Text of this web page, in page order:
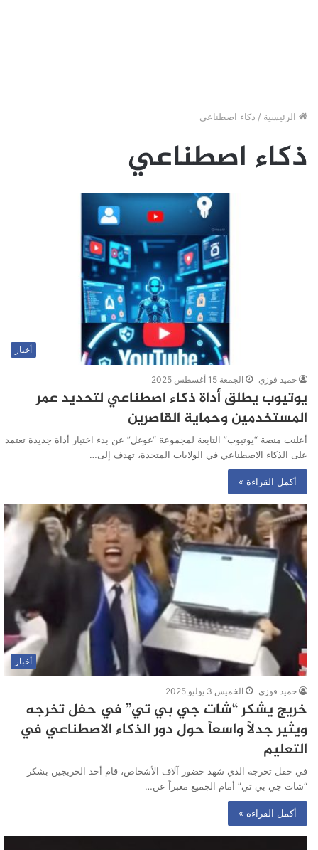
الرئيسية / ذكاء اصطناعي
ذكاء اصطناعي
أخبار
حميد فوزي الجمعة 15 أغسطس 2025
يوتيوب يطلق أداة ذكاء اصطناعي لتحديد عمر
المستخدمين وحماية القاصرين
أعلنت منصة “يوتيوب” التابعة لمجموعة “غوغل” عن بدء اختبار أداة جديدة تعتمد
على الذكاء الاصطناعي في الولايات المتحدة، تهدف إلى…
أكمل القراءة »
أخبار
حميد فوزي الخميس 3 يوليو 2025
خريج يشكر “شات جي بي تي” في حفل تخرجه
ويثير جدلاً واسعاً حول دور الذكاء الاصطناعي في
التعليم
في حفل تخرجه الذي شهد حضور آلاف الأشخاص، قام أحد الخريجين بشكر
“شات جي بي تي” أمام الجميع معبراً عن…
أكمل القراءة »